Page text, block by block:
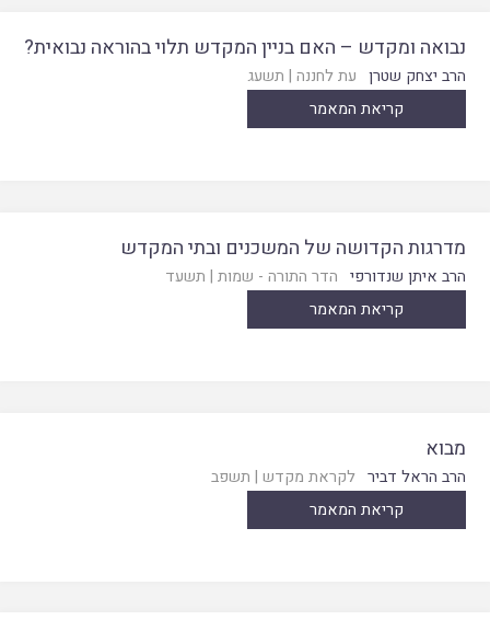
נבואה ומקדש – האם בניין המקדש תלוי בהוראה נבואית?
הרב יצחק שטרן עת לחננה | תשעג
קריאת המאמר
מדרגות הקדושה של המשכנים ובתי המקדש
הרב איתן שנדורפי הדר התורה - שמות | תשעד
קריאת המאמר
מבוא
הרב הראל דביר לקראת מקדש | תשפב
קריאת המאמר